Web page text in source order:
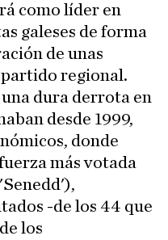
como líder en
galeses de forma
de unas
regional.
dura derrota en
desde 1999,
donde
más votada
-de los 44 que
los